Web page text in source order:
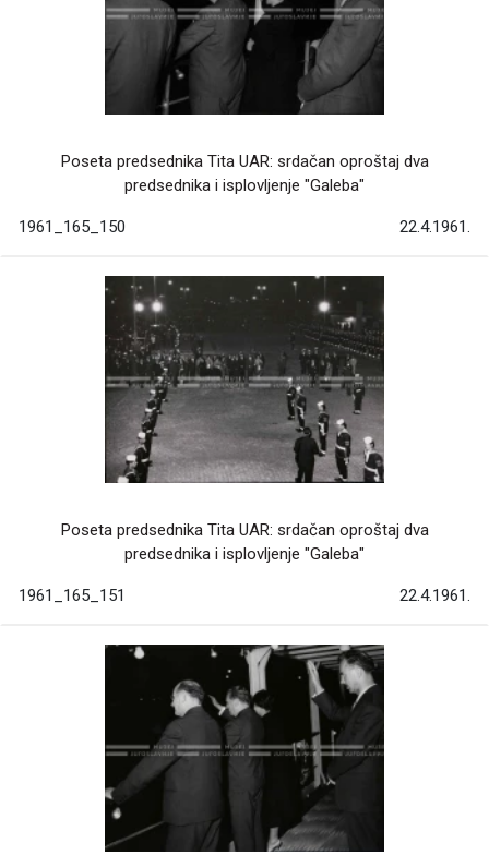
Poseta predsednika Tita UAR: srdačan oproštaj dva
predsednika i isplovljenje "Galeba"
1961_165_150 22.4.1961.
Poseta predsednika Tita UAR: srdačan oproštaj dva
predsednika i isplovljenje "Galeba"
1961_165_151 22.4.1961.